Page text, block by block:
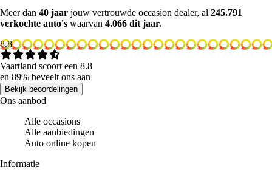
Meer dan 40 jaar jouw vertrouwde occasion dealer, al 245.791
verkochte auto's waarvan 4.066 dit jaar.
8.8
Vaartland scoort een 8.8
en 89% beveelt ons aan
Bekijk beoordelingen
Ons aanbod
Alle occasions
Alle aanbiedingen
Auto online kopen
Informatie